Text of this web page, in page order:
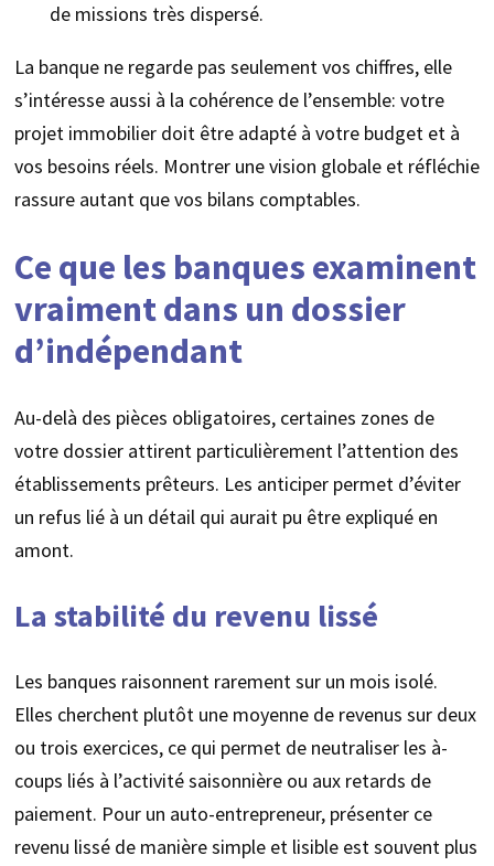
de missions très dispersé.
La banque ne regarde pas seulement vos chiffres, elle
s’intéresse aussi à la cohérence de l’ensemble: votre
projet immobilier doit être adapté à votre budget et à
vos besoins réels. Montrer une vision globale et réfléchie
rassure autant que vos bilans comptables.
Ce que les banques examinent
vraiment dans un dossier
d’indépendant
Au-delà des pièces obligatoires, certaines zones de
votre dossier attirent particulièrement l’attention des
établissements prêteurs. Les anticiper permet d’éviter
un refus lié à un détail qui aurait pu être expliqué en
amont.
La stabilité du revenu lissé
Les banques raisonnent rarement sur un mois isolé.
Elles cherchent plutôt une moyenne de revenus sur deux
ou trois exercices, ce qui permet de neutraliser les à-
coups liés à l’activité saisonnière ou aux retards de
paiement. Pour un auto-entrepreneur, présenter ce
revenu lissé de manière simple et lisible est souvent plus